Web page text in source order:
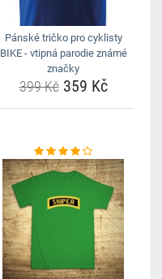
Pánské tričko pro cyklisty
BIKE - vtipná parodie známé
značky
399 Kč359 Kč